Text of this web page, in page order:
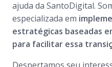
ajuda da SantoDigital.
especializada em
estratégicas baseadas
para facilitar essa